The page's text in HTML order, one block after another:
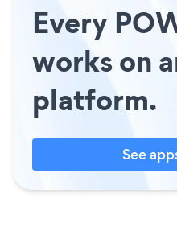
Every
works on
platform.
See